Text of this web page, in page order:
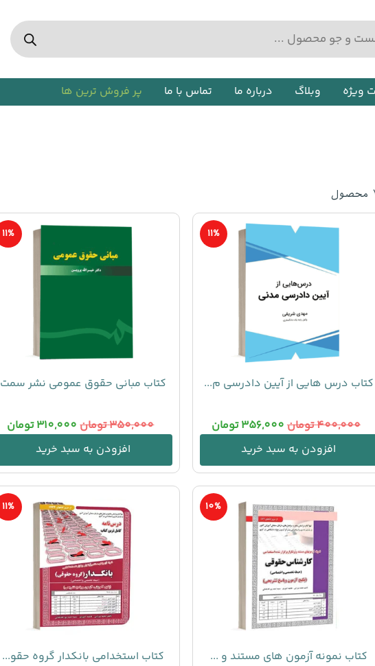
ویژه وبلاگ درباره ما تماس با ما پر فروش ترین ها
محصول
11%
کتاب درس هایی از آیین دادرسی م...
400,000تومان 356,000تومان
افزودن به سبد خرید
11%
کتاب مبانی حقوق عمومی نشر سمت
350,000تومان 310,000تومان
افزودن به سبد خرید
10%
کتاب نمونه آزمون های مستند و ...
11%
کتاب استخدامی بانکدار گروه حقو...